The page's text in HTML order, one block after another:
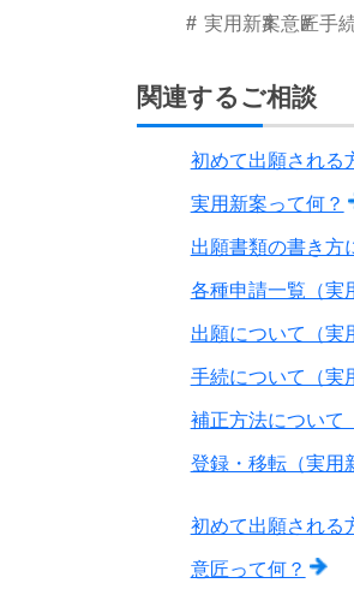
実用新案意匠手
関連するご相談
初めて出願される
実用新案って何？
出願書類の書き方
各種申請一覧（実
出願について（実
手続について（実
補正方法について
登録・移転（実用
初めて出願される
意匠って何？